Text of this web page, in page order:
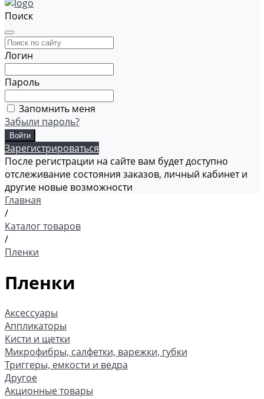
Поиск
Логин
Пароль
Запомнить меня
Забыли пароль?
Зарегистрироваться
После регистрации на сайте вам будет доступно
отслеживание состояния заказов, личный кабинет и
другие новые возможности
Главная
/
Каталог товаров
/
Пленки
Пленки
Аксессуары
Аппликаторы
Кисти и щетки
Микрофибры, салфетки, варежки, губки
Триггеры, емкости и ведра
Другое
Акционные товары